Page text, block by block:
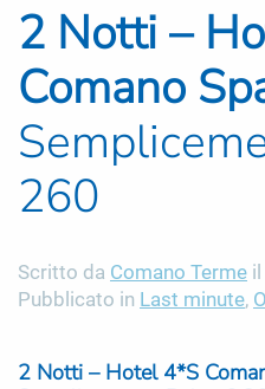
2 Notti –
Comano
260
Scritto da Comano Terme il
Pubblicato in Last minute,
2 Notti – Hotel 4*S